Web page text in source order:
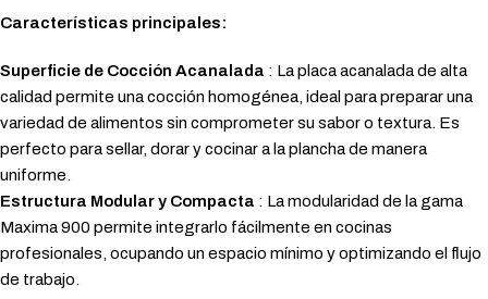
Características principales:
Superficie de Cocción Acanalada : La placa acanalada de alta
calidad permite una cocción homogénea, ideal para preparar una
variedad de alimentos sin comprometer su sabor o textura. Es
perfecto para sellar, dorar y cocinar a la plancha de manera
uniforme.
Estructura Modular y Compacta : La modularidad de la gama
Maxima 900 permite integrarlo fácilmente en cocinas
profesionales, ocupando un espacio mínimo y optimizando el flujo
de trabajo.